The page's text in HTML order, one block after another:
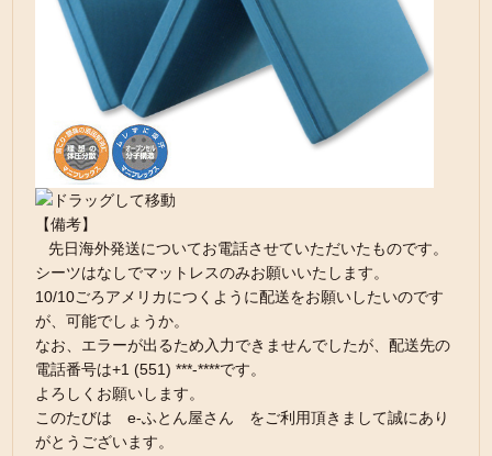
【備考】
先日海外発送についてお電話させていただいたものです。
シーツはなしでマットレスのみお願いいたします。
10/10ごろアメリカにつくように配送をお願いしたいのです
が、可能でしょうか。
なお、エラーが出るため入力できませんでしたが、配送先の
電話番号は+1 (551) ***-****です。
よろしくお願いします。
このたびは e-ふとん屋さん をご利用頂きまして誠にあり
がとうございます。